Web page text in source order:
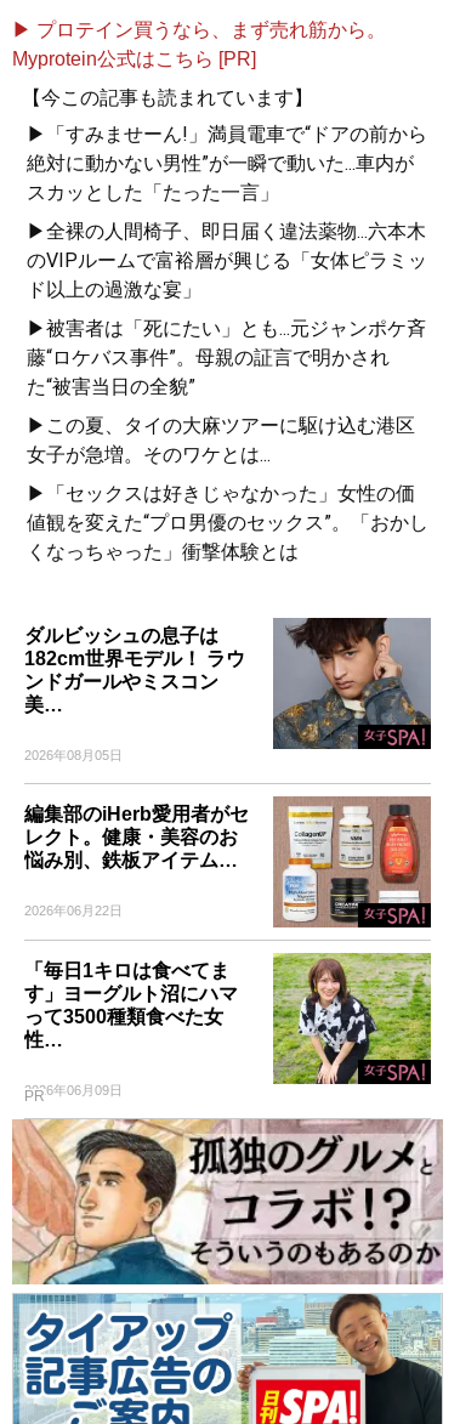
▶ プロテイン買うなら、まず売れ筋から。
Myprotein公式はこちら [PR]
【今この記事も読まれています】
▶「すみませーん!」満員電車で“ドアの前から
絶対に動かない男性”が一瞬で動いた...車内が
スカッとした「たった一言」
▶全裸の人間椅子、即日届く違法薬物...六本木
のVIPルームで富裕層が興じる「女体ピラミッ
ド以上の過激な宴」
▶被害者は「死にたい」とも...元ジャンポケ斉
藤“ロケバス事件”。母親の証言で明かされ
た“被害当日の全貌”
▶この夏、タイの大麻ツアーに駆け込む港区
女子が急増。そのワケとは...
▶「セックスは好きじゃなかった」女性の価
値観を変えた“プロ男優のセックス”。「おかし
くなっちゃった」衝撃体験とは
ダルビッシュの息子は
182cm世界モデル！ ラウ
ンドガールやミスコン
美…
2026年08月05日
編集部のiHerb愛用者がセ
レクト。健康・美容のお
悩み別、鉄板アイテム…
2026年06月22日
「毎日1キロは食べてま
す」ヨーグルト沼にハマ
って3500種類食べた女
性…
2026年06月09日
PR